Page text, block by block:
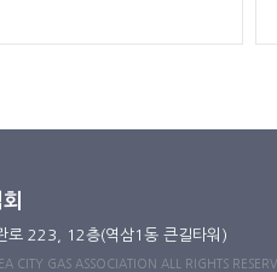
로 223, 12층(역삼1동 큰길타워)
CITY GAS ASSOCIATION ALL RIGHTS